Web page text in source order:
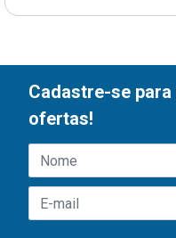
Cadastre-se
ofertas!